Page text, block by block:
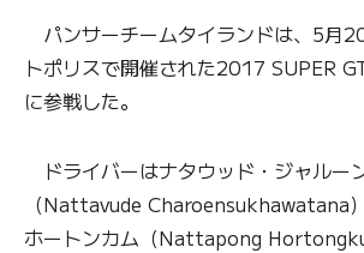
パンサーチームタイランドは、5月
トポリスで開催された2017 SUPER
に参戦した。
ドライバーはナタウッド・ジャルー
（Nattavude Charoensukhawatana
ホートンカム（Nattapong